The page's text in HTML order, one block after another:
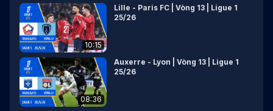
10:15
Lille - Paris FC | Vòng 13 | Ligue 1
25/26
08:36
Auxerre - Lyon | Vòng 13 | Ligue 1
25/26